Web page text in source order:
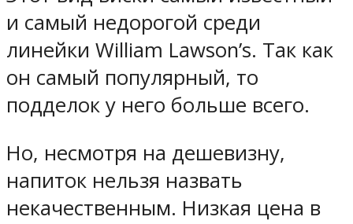
и самый недорогой среди
линейки William Lawson’s. Так как
он самый популярный, то
подделок у него больше всего.
Но, несмотря на дешевизну,
напиток нельзя назвать
некачественным. Низкая цена в